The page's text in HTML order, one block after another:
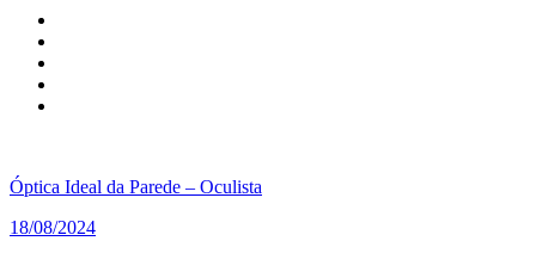
Óptica Ideal da Parede – Oculista
18/08/2024